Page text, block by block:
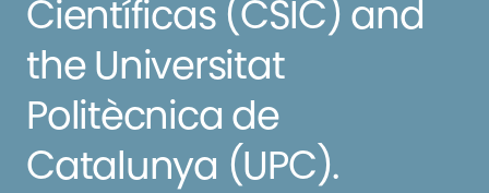
Científicas (CSIC) and
the Universitat
Politècnica de
Catalunya (UPC).